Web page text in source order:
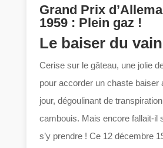
Grand Prix
1959 : Plein gaz !
Le baiser du
Cerise sur le gâteau, une jolie
pour accorder un chaste baiser
jour, dégoulinant de
cambouis. Mais encore fallait-il
s’y prendre ! Ce 12 décembre